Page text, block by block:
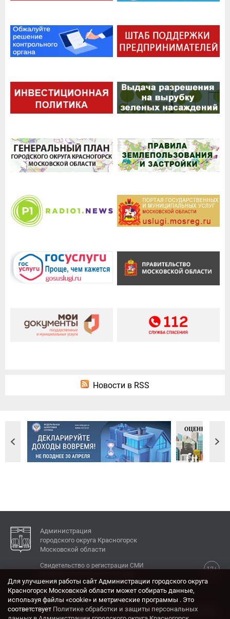
Новости в RSS
Администрация
городского округа Красногорск
Московской области
12+
Свидетельство о регистрации СМИ
КОНТАКТЫ
Адрес: 143404, Московская область, г. Красногорск,
Для улучшения работы сайт Администрации городского округа
Красногорск Московской области может собирать данные,
используя файлы «cookie» и метрические программы . Это
соответствует Политике обработки и защиты персональных